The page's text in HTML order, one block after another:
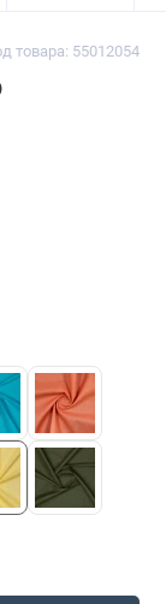
товара: 55012054